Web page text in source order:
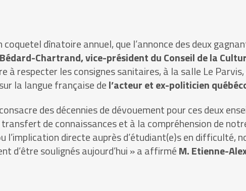
coquetel dînatoire annuel, que l’annonce des deux
Chartrand, vice-président du Conseil de la
à respecter les consignes sanitaires, à la salle Le
la langue française del’acteur et ex-politicien
des décennies de dévouement pour ces deux
de connaissances et à la compréhension de
directe auprès d’étudiant(e)s en difficulté,
d’être soulignés aujourd’hui » a affirméM. Etienne-